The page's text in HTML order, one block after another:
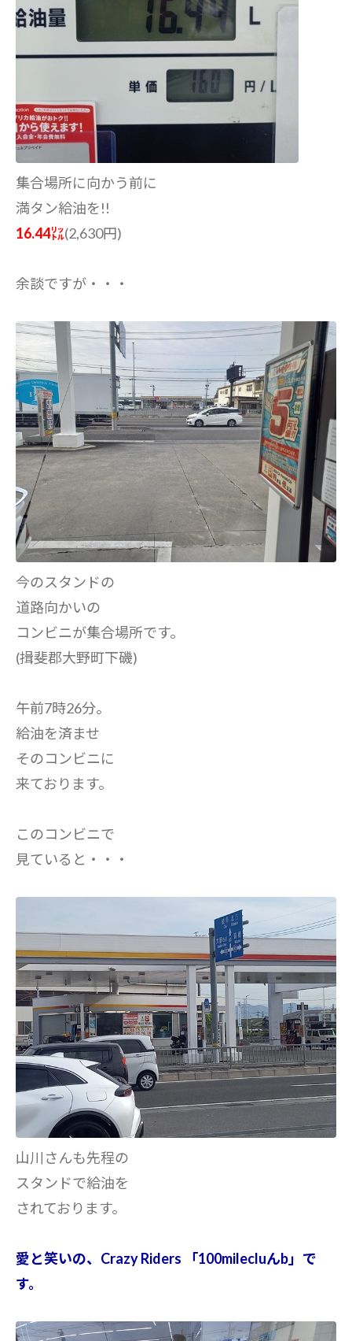
集合場所に向かう前に
満タン給油を!!
16.44㍑(2,630円)
余談ですが・・・
今のスタンドの
道路向かいの
コンビニが集合場所です。
(揖斐郡大野町下磯)
午前7時26分。
給油を済ませ
そのコンビニに
来ております。
このコンビニで
見ていると・・・
山川さんも先程の
スタンドで給油を
されております。
愛と笑いの、Crazy Riders 「100milecluんb」で
す。